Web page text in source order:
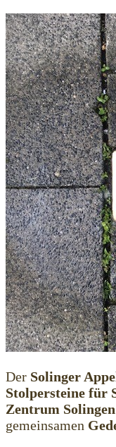
Der Solinger
Stolpersteine für
Zentrum Solingen
gemeinsamen